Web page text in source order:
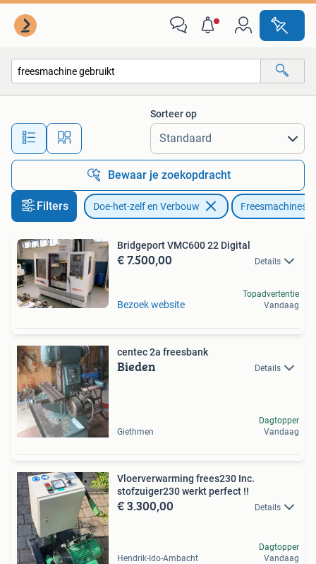
Alle afstanden…
Sorteer op
Bewaar je zoekopdracht
Filters Doe-het-zelf en Verbouw Freesmachines
Bridgeport VMC600 22 Digital
€ 7.500,00 Details
Bezoek website
Topadvertentie
Vandaag
centec 2a freesbank
Bieden Details
Giethmen
Dagtopper
Vandaag
Vloerverwarming frees230 Inc.
stofzuiger230 werkt perfect !!
€ 3.300,00 Details
Hendrik-Ido-Ambacht
Dagtopper
Vandaag